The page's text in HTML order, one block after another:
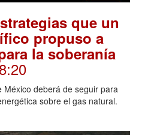
que un
propuso a
la soberanía
México deberá de seguir para
sobre el gas natural.